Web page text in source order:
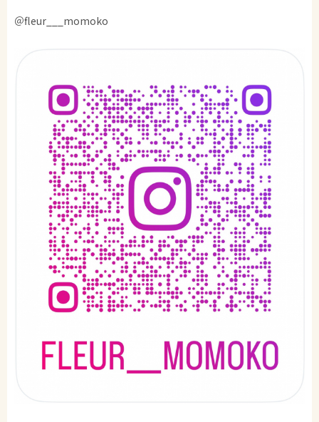
＠fleur___momoko